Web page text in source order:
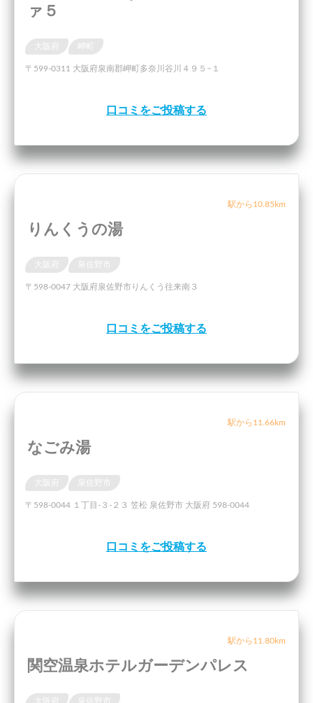
ァ５
〒599-0311 大阪府泉南郡岬町多奈川谷川４９５−１
口コミをご投稿する
駅から10.85km
りんくうの湯
〒598-0047 大阪府泉佐野市りんくう往来南３
口コミをご投稿する
駅から11.66km
なごみ湯
〒598-0044 １丁目-３-２３ 笠松 泉佐野市 大阪府 598-0044
口コミをご投稿する
駅から11.80km
関空温泉ホテルガーデンパレス